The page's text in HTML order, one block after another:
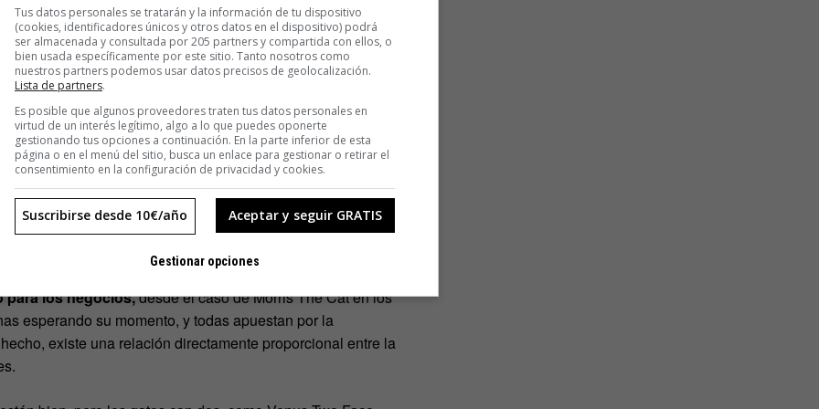
o Cheerios. Con más de un millón y medio de
la rentabilidad de una submordida felina parece
y Rolling Stones, o a Blur y Oasis, se muevenGrumpy
de una mascota. Con ojos saltones, un dedo de más
subdesarrollada que provoca que su lengua siempre
a su dueño. Sin embargo, a Mike Bridavsky le bastó con
y la bancarrota de su estudio de grabación. Gran
un documental e incluso ha entrevistado a Steve Albini y
que se dedican al bienestar de los animales.
para los negocios,desde el caso de Morris The Cat en los
esperando su momento, y todas apuestan por la
existe una relación directamente proporcional entre la
Tus datos personales se tratarán y la información de tu dispositivo
(cookies, identificadores únicos y otros datos en el dispositivo) podrá
ser almacenada y consultada por 205 partners y compartida con ellos, o
bien usada específicamente por este sitio. Tanto nosotros como
nuestros partners podemos usar datos precisos de geolocalización.
Lista de partners.
Es posible que algunos proveedores traten tus datos personales en
virtud de un interés legítimo, algo a lo que puedes oponerte
gestionando tus opciones a continuación. En la parte inferior de esta
página o en el menú del sitio, busca un enlace para gestionar o retirar el
consentimiento en la configuración de privacidad y cookies.
Aceptar y seguir GRATIS
Suscribirse desde 10€/año
Gestionar opciones